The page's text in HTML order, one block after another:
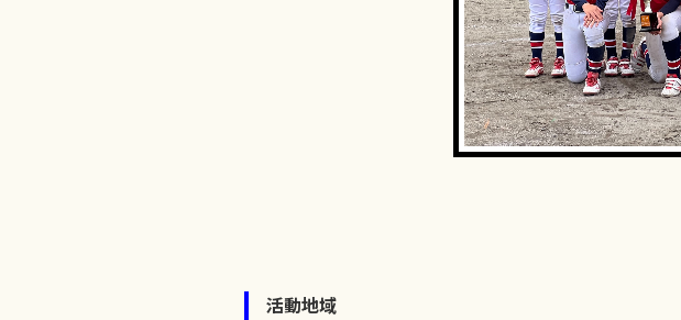
活動地域